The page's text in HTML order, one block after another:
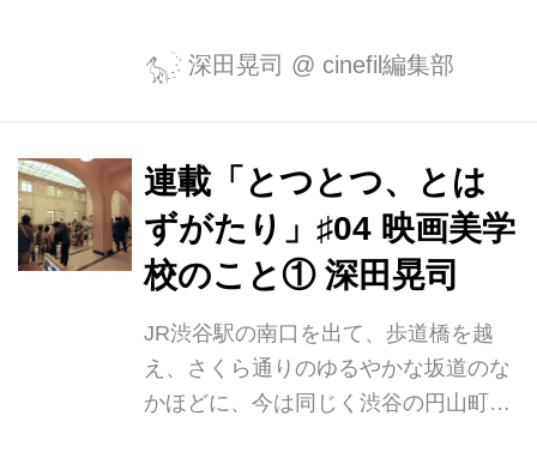
京都現代美術館で開催中の「おとなも
こどもも考える ここはだれの場所？」
一家の作品に関して、美術館側から作
品の改変・撤去要請があったという。
作家自身から異議申し立てがなされて
いるなど現在も進行中の問題ですが、
その記事を目にして、いくつかの過去
の事例を思い出しました。 沖縄とパ
リ。ふたつの「検閲」の比較から考え
る ひとつは、2009年、美術家・大浦
深田晃司 @ cinefil編集部
連載「とつとつ、とは
ずがたり」♯04 映画美学
校のこと① 深田晃司
JR渋谷駅の南口を出て、歩道橋を越
え、さくら通りのゆるやかな坂道のな
かほどに、今は同じく渋谷の円山町に